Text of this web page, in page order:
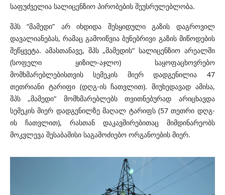
საფუძველია სალიცენზიო პირობების შეუსრულებლობა.
შპს “მამედი” არ იხდიდა შესყიდული გაზის დაგროვილ
დავალიანებას, რამაც გამოიწვია ბუნებრივი გაზის მიწოდების
შეწყვეტა. ამასთანავე, შპს „მამედის“ სალიცენზიო არეალში
(სოფელი ყიზილ-აჯლო) საყოფაცხოვრებო
მომხმარებლებისთვის სემეკის მიერ დადგენილია 47
თეთრიანი ტარიფი (დღგ-ის ჩათვლით). მიუხედავად ამისა,
შპს „მამედი“ მომხმარებლებს თვითნებურად არიცხავდა
სემეკის მიერ დადგენილზე მაღალ ტარიფს (57 თეთრი დღგ-
ის ჩათვლით), რასთან დაკავშირებითაც მიმდინარეობს
მოკვლევა შესაბამისი საგამოძიებო ორგანოების მიერ.